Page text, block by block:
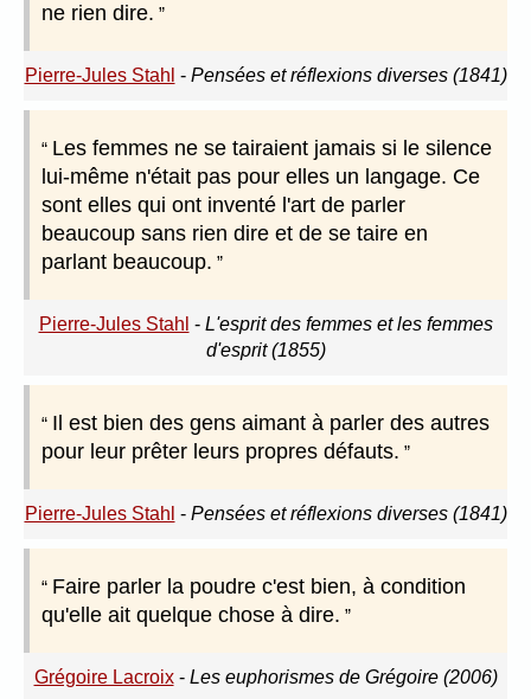
ne rien dire.
Pierre-Jules Stahl - Pensées et réflexions diverses (1841)
Les femmes ne se tairaient jamais si le silence
lui-même n'était pas pour elles un langage. Ce
sont elles qui ont inventé l'art de parler
beaucoup sans rien dire et de se taire en
parlant beaucoup.
Pierre-Jules Stahl - L'esprit des femmes et les femmes
d'esprit (1855)
Il est bien des gens aimant à parler des autres
pour leur prêter leurs propres défauts.
Pierre-Jules Stahl - Pensées et réflexions diverses (1841)
Faire parler la poudre c'est bien, à condition
qu'elle ait quelque chose à dire.
Grégoire Lacroix- Les euphorismes de Grégoire (2006)